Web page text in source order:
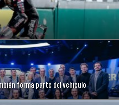
forma parte del vehículo